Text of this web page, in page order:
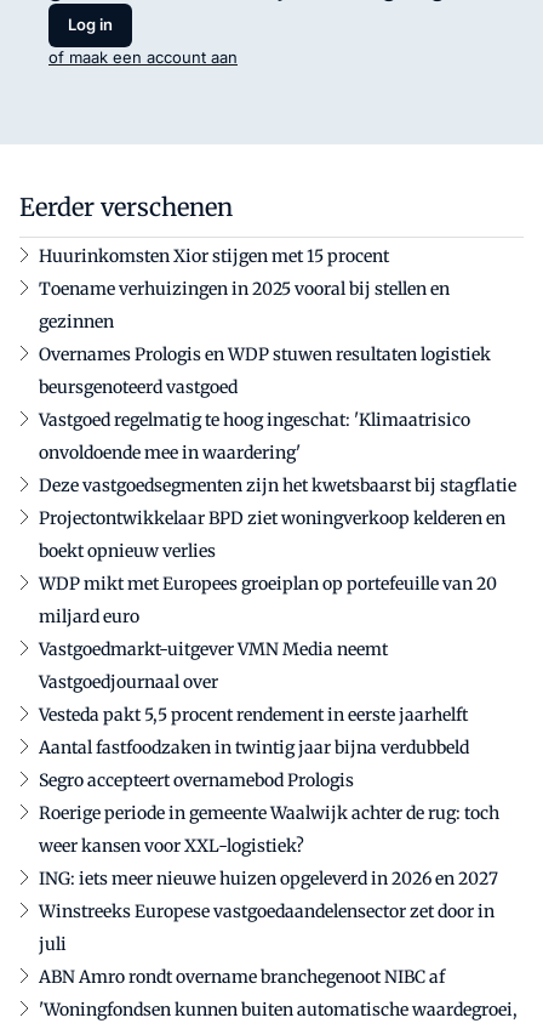
Log in
of maak een account aan
Eerder verschenen
Huurinkomsten Xior stijgen met 15 procent
Toename verhuizingen in 2025 vooral bij stellen en
gezinnen
Overnames Prologis en WDP stuwen resultaten logistiek
beursgenoteerd vastgoed
Vastgoed regelmatig te hoog ingeschat: 'Klimaatrisico
onvoldoende mee in waardering'
Deze vastgoedsegmenten zijn het kwetsbaarst bij stagflatie
Projectontwikkelaar BPD ziet woningverkoop kelderen en
boekt opnieuw verlies
WDP mikt met Europees groeiplan op portefeuille van 20
miljard euro
Vastgoedmarkt-uitgever VMN Media neemt
Vastgoedjournaal over
Vesteda pakt 5,5 procent rendement in eerste jaarhelft
Aantal fastfoodzaken in twintig jaar bijna verdubbeld
Segro accepteert overnamebod Prologis
Roerige periode in gemeente Waalwijk achter de rug: toch
weer kansen voor XXL-logistiek?
ING: iets meer nieuwe huizen opgeleverd in 2026 en 2027
Winstreeks Europese vastgoedaandelensector zet door in
juli
ABN Amro rondt overname branchegenoot NIBC af
'Woningfondsen kunnen buiten automatische waardegroei,